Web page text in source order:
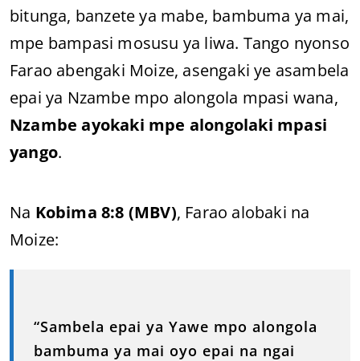
bitunga, banzete ya mabe, bambuma ya mai,
mpe bampasi mosusu ya liwa. Tango nyonso
Farao abengaki Moize, asengaki ye asambela
epai ya Nzambe mpo alongola mpasi wana,
Nzambe ayokaki mpe alongolaki mpasi
yango.
Na Kobima 8:8 (MBV), Farao alobaki na
Moize:
“Sambela epai ya Yawe mpo alongola
bambuma ya mai oyo epai na ngai